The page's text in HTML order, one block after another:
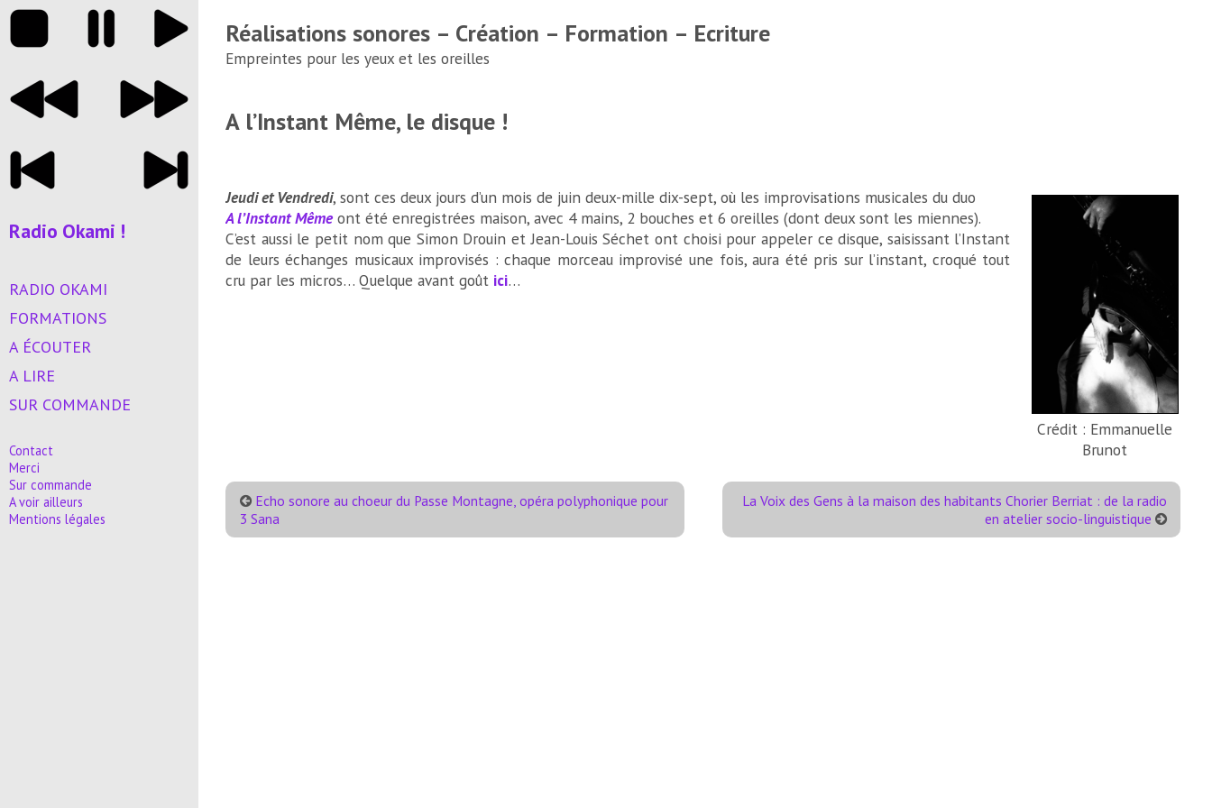
Radio Okami !
RADIO OKAMI
FORMATIONS
A ÉCOUTER
A LIRE
SUR COMMANDE
Contact
Merci
Sur commande
A voir ailleurs
Mentions légales
Réalisations sonores – Création – Formation – Ecriture
Empreintes pour les yeux et les oreilles
A l’Instant Même, le disque !
Crédit : Emmanuelle
Brunot
Jeudi et Vendredi, sont ces deux jours d’un mois de juin deux-mille dix-sept, où les improvisations musicales du duo
A l’Instant Mêmeont été enregistrées maison, avec 4 mains, 2 bouches et 6 oreilles (dont deux sont les miennes).
C’est aussi le petit nom que Simon Drouin et Jean-Louis Séchet ont choisi pour appeler ce disque, saisissant l’Instant
de leurs échanges musicaux improvisés : chaque morceau improvisé une fois, aura été pris sur l’instant, croqué tout
cru par les micros… Quelque avant goût ici…
Echo sonore au choeur du Passe Montagne, opéra polyphonique pour
3 Sana
La Voix des Gens à la maison des habitants Chorier Berriat : de la radio
en atelier socio-linguistique